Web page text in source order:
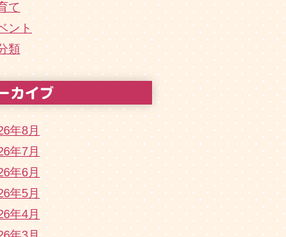
て
ント
類
年8月
年7月
年6月
年5月
年4月